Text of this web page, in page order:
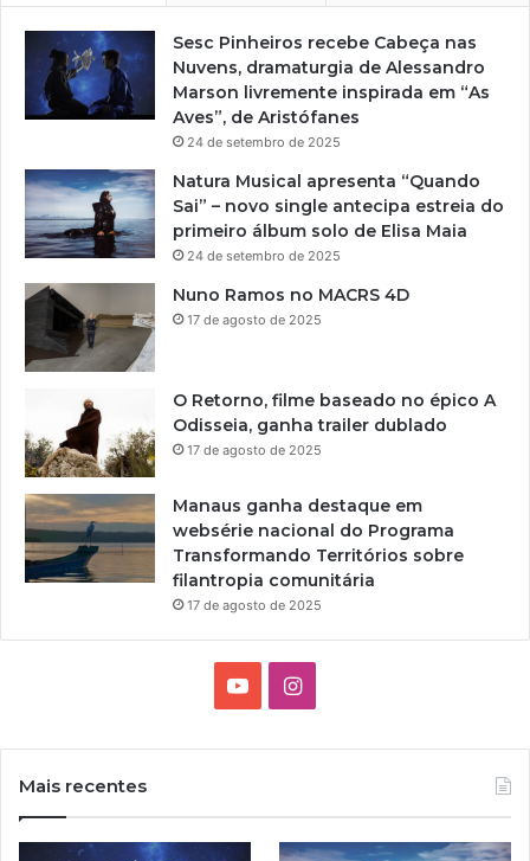
Sesc Pinheiros recebe Cabeça nas
Nuvens, dramaturgia de Alessandro
Marson livremente inspirada em “As
Aves”, de Aristófanes
24 de setembro de 2025
Natura Musical apresenta “Quando
Sai” – novo single antecipa estreia do
primeiro álbum solo de Elisa Maia
24 de setembro de 2025
Nuno Ramos no MACRS 4D
17 de agosto de 2025
O Retorno, filme baseado no épico A
Odisseia, ganha trailer dublado
17 de agosto de 2025
Manaus ganha destaque em
websérie nacional do Programa
Transformando Territórios sobre
filantropia comunitária
17 de agosto de 2025
I
Mais recentes